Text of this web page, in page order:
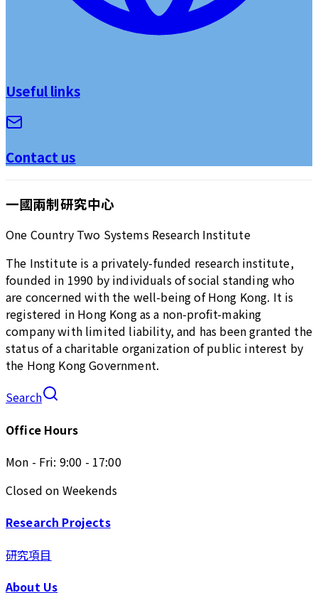
Useful links
Contact us
一國兩制研究中心
One Country Two Systems Research Institute
The Institute is a privately-funded research institute,
founded in 1990 by individuals of social standing who
are concerned with the well-being of Hong Kong. It is
registered in Hong Kong as a non-profit-making
company with limited liability, and has been granted the
status of a charitable organization of public interest by
the Hong Kong Government.
Search
Office Hours
Mon - Fri: 9:00 - 17:00
Closed on Weekends
Research Projects
研究項目
About Us